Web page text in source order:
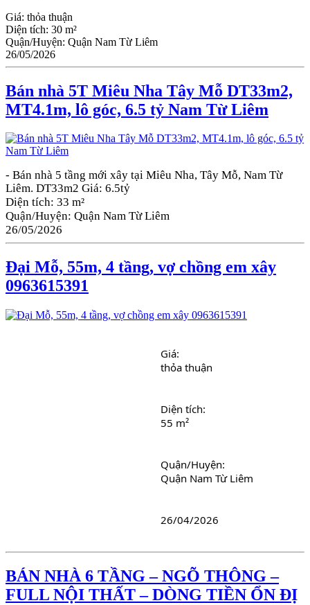
Giá: thỏa thuận
Diện tích: 30 m²
Quận/Huyện: Quận Nam Từ Liêm
26/05/2026
Bán nhà 5T Miêu Nha Tây Mỗ DT33m2,
MT4.1m, lô góc, 6.5 tỷ Nam Từ Liêm
- Bán nhà 5 tầng mới xây tại Miêu Nha, Tây Mỗ, Nam Từ
Liêm. DT33m2 Giá: 6.5tỷ
Diện tích: 33 m²
Quận/Huyện: Quận Nam Từ Liêm
26/05/2026
Đại Mỗ, 55m, 4 tầng, vợ chồng em xây
0963615391
Giá:
thỏa thuận
Diện tích:
55 m²
Quận/Huyện:
Quận Nam Từ Liêm
26/04/2026
BÁN NHÀ 6 TẦNG – NGÕ THÔNG –
FULL NỘI THẤT – DÒNG TIỀN ỔN ĐỊ